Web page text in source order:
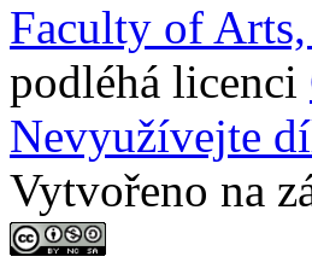
Faculty of
podléhá licenci
Nevyužívejte
Vytvořeno na